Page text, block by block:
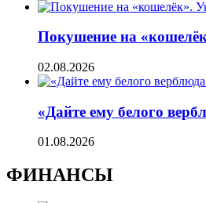
Покушение на
02.08.2026
«Дайте ему белого
01.08.2026
ФИНАНСЫ